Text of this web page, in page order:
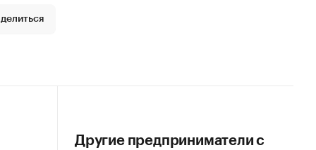
Другие предприниматели с